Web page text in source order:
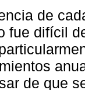
de
fue difícil
de que